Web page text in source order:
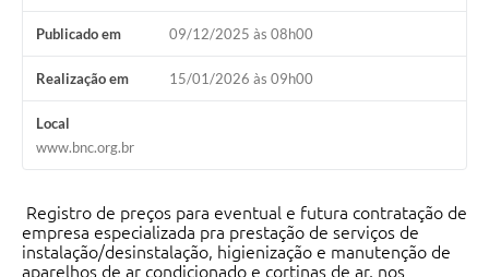
Publicado em 09/12/2025 às 08h00
Realização em 15/01/2026 às 09h00
Local
www.bnc.org.br
Registro de preços para eventual e futura contratação de
empresa especializada pra prestação de serviços de
instalação/desinstalação, higienização e manutenção de
aparelhos de ar condicionado e cortinas de ar, nos